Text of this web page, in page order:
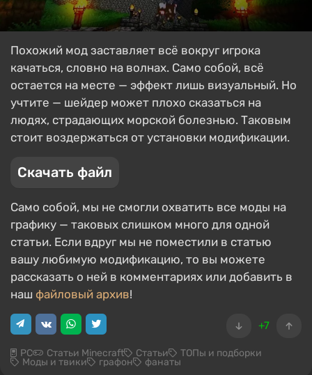
Похожий мод заставляет всё вокруг игрока
качаться, словно на волнах. Само собой, всё
остается на месте — эффект лишь визуальный. Но
учтите — шейдер может плохо сказаться на
людях, страдающих морской болезнью. Таковым
стоит воздержаться от установки модификации.
Скачать файл
Само собой, мы не смогли охватить все моды на
графику — таковых слишком много для одной
статьи. Если вдруг мы не поместили в статью
вашу любимую модификацию, то вы можете
рассказать о ней в комментариях или добавить в
наш файловый архив!
+7
PC Статьи Minecraft Статьи ТОПы и подборки
Моды и твики графон фанаты